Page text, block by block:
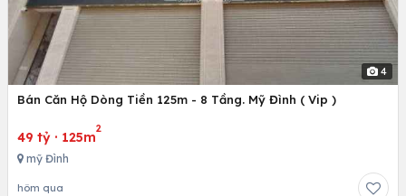
4
Bán Căn Hộ Dòng Tiền 125m - 8 Tầng. Mỹ Đình ( Vip )
49 tỷ · 125m
2
mỹ Đình
hôm qua